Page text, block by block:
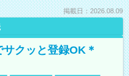
掲載日：2026.08.09
クッと登録OK＊